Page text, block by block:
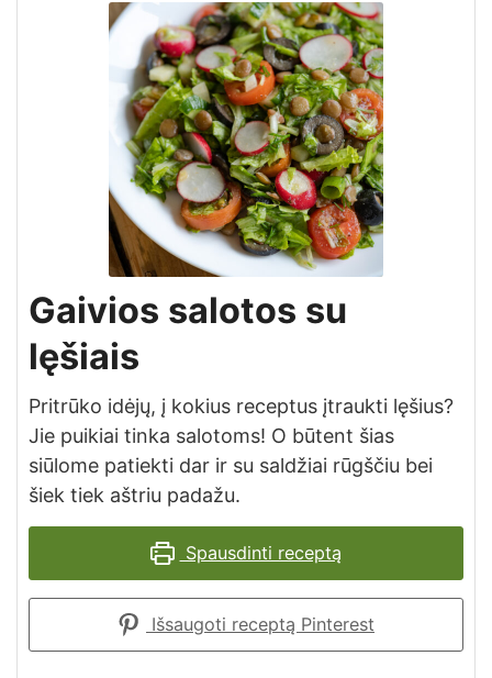
Gaivios salotos su
lęšiais
Pritrūko idėjų, į kokius receptus įtraukti lęšius?
Jie puikiai tinka salotoms! O būtent šias
siūlome patiekti dar ir su saldžiai rūgščiu bei
šiek tiek aštriu padažu.
Spausdinti receptą
Išsaugoti receptą Pinterest